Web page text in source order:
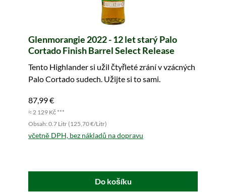
Glenmorangie 2022 - 12 let starý Palo
Cortado Finish Barrel Select Release
Tento Highlander si užil čtyřleté zrání v vzácných
Palo Cortado sudech. Užijte si to sami.
87,99 €
≈ 2 129 Kč ***
Obsah: 0.7 Litr (125,70 €/Litr)
včetně DPH, bez nákladů na dopravu
Do košíku